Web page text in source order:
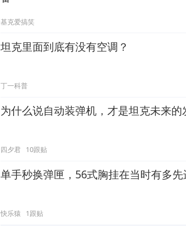
基克爱搞笑
坦克里面到底有没有空调？
丁一科普
为什么说自动装弹机，才是坦克未来的
四夕君 10跟贴
单手秒换弹匣，56式胸挂在当时有多先
快乐猿 1跟贴